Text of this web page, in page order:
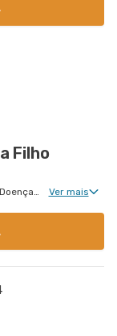
Filho
Endocrinologia Clinica, Endocrinologia Bariátrica, Doenças Osteometabólicas, Doenças da Hipófise Ver mais